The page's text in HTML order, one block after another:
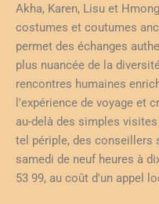
Akha, Karen, Lisu et
costumes et coutumes
permet des échanges
plus nuancée de la
rencontres humaines
l'expérience de voyage et
au-delà des simples
tel périple, des conseillers
samedi de neuf heures à
53 99, au coût d'un appel